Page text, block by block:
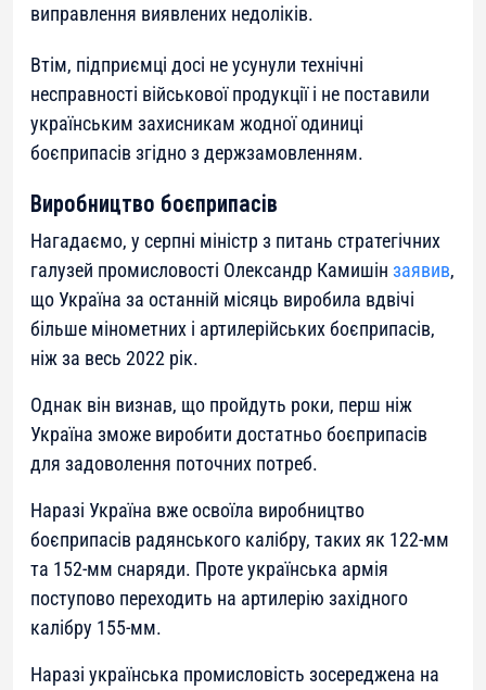
виправлення виявлених недоліків.
Втім, підприємці досі не усунули технічні
несправності військової продукції і не поставили
українським захисникам жодної одиниці
боєприпасів згідно з держзамовленням.
Виробництво боєприпасів
Нагадаємо, у серпні міністр з питань стратегічних
галузей промисловості Олександр Камишін заявив,
що Україна за останній місяць виробила вдвічі
більше мінометних і артилерійських боєприпасів,
ніж за весь 2022 рік.
Однак він визнав, що пройдуть роки, перш ніж
Україна зможе виробити достатньо боєприпасів
для задоволення поточних потреб.
Наразі Україна вже освоїла виробництво
боєприпасів радянського калібру, таких як 122-мм
та 152-мм снаряди. Проте українська армія
поступово переходить на артилерію західного
калібру 155-мм.
Наразі українська промисловість зосереджена на